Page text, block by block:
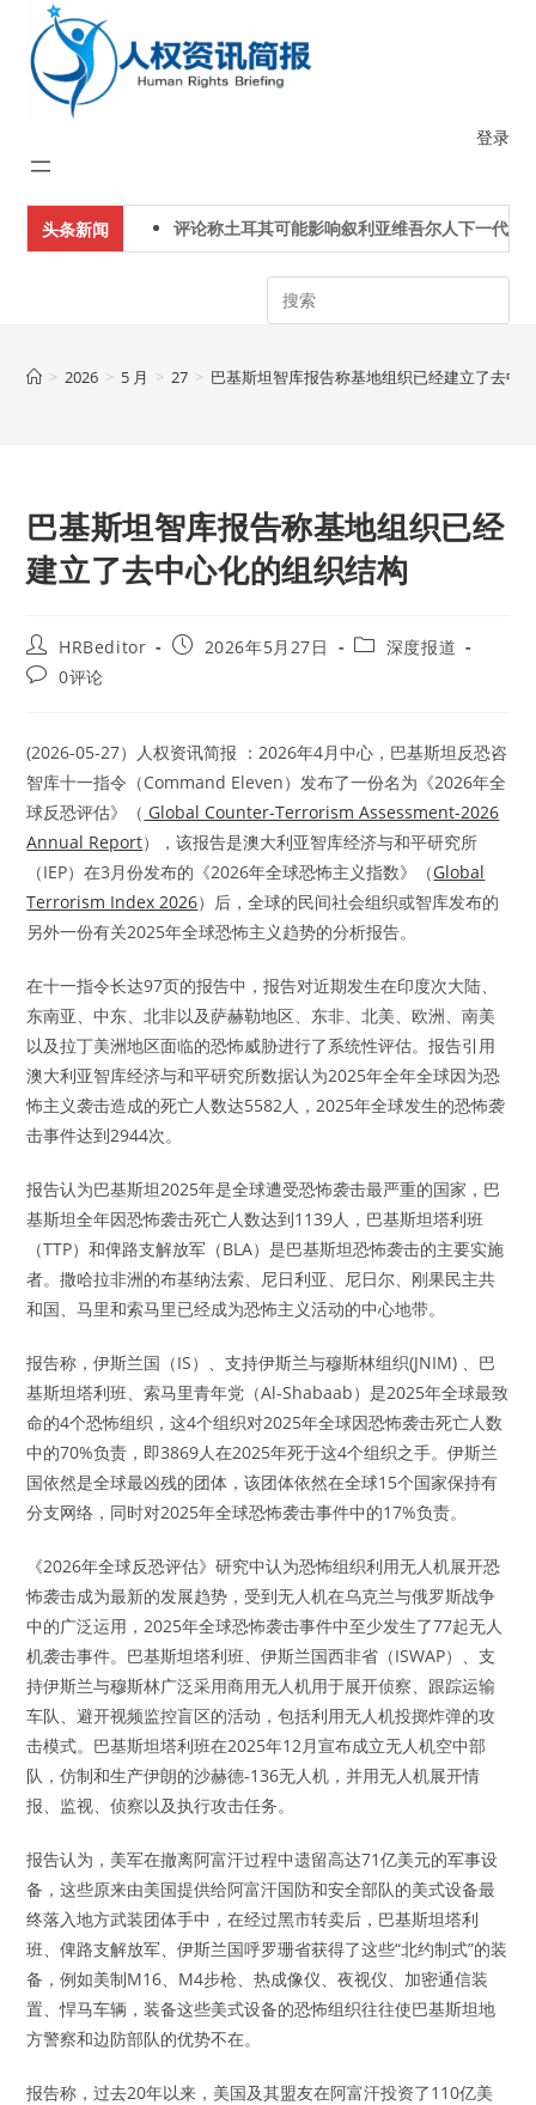
content
登录
头条新闻 评论称土耳其可能影响叙利亚维吾尔人下一代身份认同
Search
> 2026 > 5 月 > 27 > 巴基斯坦智库报告称基地组织已经建立了去中
巴基斯坦智库报告称基地组织已经
建立了去中心化的组织结构
Post
author:
HRBeditor
Post2026年5月27日
Post深度报道
Post0评论
(2026-05-27）人权资讯简报 ：2026年4月中心，巴基斯坦反恐咨
智库十一指令（Command Eleven）发布了一份名为《2026年全
球反恐评估》（ Global Counter-Terrorism Assessment-2026
Annual Report），该报告是澳大利亚智库经济与和平研究所
（IEP）在3月份发布的《2026年全球恐怖主义指数》（Global
Terrorism Index 2026）后，全球的民间社会组织或智库发布的
另外一份有关2025年全球恐怖主义趋势的分析报告。
在十一指令长达97页的报告中，报告对近期发生在印度次大陆、
东南亚、中东、北非以及萨赫勒地区、东非、北美、欧洲、南美
以及拉丁美洲地区面临的恐怖威胁进行了系统性评估。报告引用
澳大利亚智库经济与和平研究所数据认为2025年全年全球因为恐
怖主义袭击造成的死亡人数达5582人，2025年全球发生的恐怖袭
击事件达到2944次。
报告认为巴基斯坦2025年是全球遭受恐怖袭击最严重的国家，巴
基斯坦全年因恐怖袭击死亡人数达到1139人，巴基斯坦塔利班
（TTP）和俾路支解放军（BLA）是巴基斯坦恐怖袭击的主要实施
者。撒哈拉非洲的布基纳法索、尼日利亚、尼日尔、刚果民主共
和国、马里和索马里已经成为恐怖主义活动的中心地带。
报告称，伊斯兰国（IS）、支持伊斯兰与穆斯林组织(JNIM) 、巴
基斯坦塔利班、索马里青年党（Al-Shabaab）是2025年全球最致
命的4个恐怖组织，这4个组织对2025年全球因恐怖袭击死亡人数
中的70%负责，即3869人在2025年死于这4个组织之手。伊斯兰
国依然是全球最凶残的团体，该团体依然在全球15个国家保持有
分支网络，同时对2025年全球恐怖袭击事件中的17%负责。
《2026年全球反恐评估》研究中认为恐怖组织利用无人机展开恐
怖袭击成为最新的发展趋势，受到无人机在乌克兰与俄罗斯战争
中的广泛运用，2025年全球恐怖袭击事件中至少发生了77起无人
机袭击事件。巴基斯坦塔利班、伊斯兰国西非省（ISWAP）、支
持伊斯兰与穆斯林广泛采用商用无人机用于展开侦察、跟踪运输
车队、避开视频监控盲区的活动，包括利用无人机投掷炸弹的攻
击模式。巴基斯坦塔利班在2025年12月宣布成立无人机空中部
队，仿制和生产伊朗的沙赫德-136无人机，并用无人机展开情
报、监视、侦察以及执行攻击任务。
报告认为，美军在撤离阿富汗过程中遗留高达71亿美元的军事设
备，这些原来由美国提供给阿富汗国防和安全部队的美式设备最
终落入地方武装团体手中，在经过黑市转卖后，巴基斯坦塔利
班、俾路支解放军、伊斯兰国呼罗珊省获得了这些“北约制式”的装
备，例如美制M16、M4步枪、热成像仪、夜视仪、加密通信装
置、悍马车辆，装备这些美式设备的恐怖组织往往使巴基斯坦地
方警察和边防部队的优势不在。
报告称，过去20年以来，美国及其盟友在阿富汗投资了110亿美